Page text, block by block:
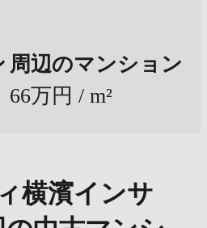
周辺のマンション
66万円 / m²
横濱インサ